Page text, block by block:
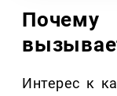
Почему
Интерес к